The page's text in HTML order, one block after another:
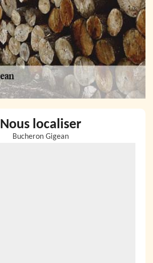
Nous localiser
Bucheron Gigean